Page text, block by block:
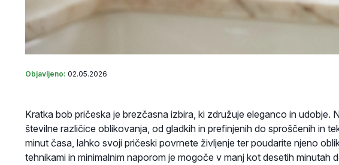
Objavljeno: 02.05.2026
Kratka bob pričeska je brezčasna izbira, ki združuje eleganco in udobje.
številne različice oblikovanja, od gladkih in prefinjenih do sproščenih in
minut časa, lahko svoji pričeski povrnete življenje ter poudarite njeno
tehnikami in minimalnim naporom je mogoče v manj kot desetih minutah